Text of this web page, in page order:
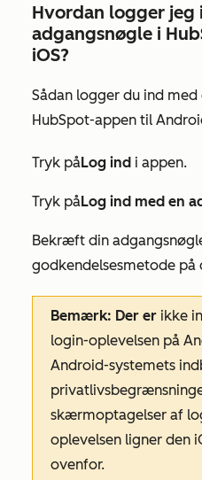
Hvordan logger jeg
adgangsnøgle i
iOS?
Sådan logger du ind med
HubSpot-appen til
Tryk påLog ind i appen.
Tryk påLog ind med en
Bekræft din
godkendelsesmetode på
Bemærk: Der er ikke
login-oplevelsen på
Android-systemets
skærmoptagelser af
oplevelsen ligner den
ovenfor.